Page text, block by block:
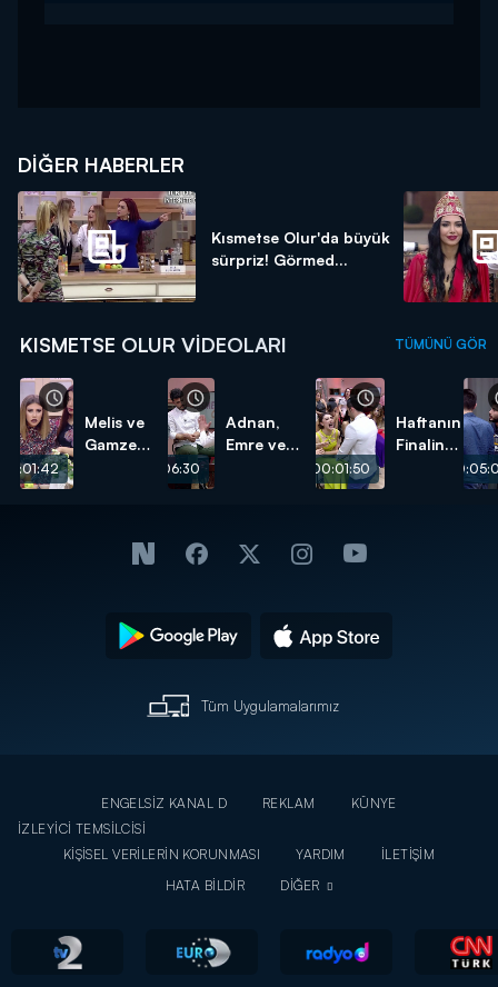
DIĞER HABERLER
Kısmetse Olur'da büyük
sürpriz! Görmed...
KISMETSE OLUR VIDEOLARI TÜMÜNÜ GÖR
00:01:42
Melis ve
Gamze
00:06:30
Adnan,
Emre ve
Kavga! -
00:01:50
Haftanın
Finalinde
Tüm Uygulamalarımız
ENGELSİZ KANAL D REKLAM
KÜNYE
İZLEYİCİ TEMSİLCİSİ
KİŞİSEL VERİLERİN KORUNMASI
YARDIM
İLETİŞİM
HATA BİLDİR
DİĞER